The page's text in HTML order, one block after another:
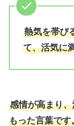
熱気を帯び
て、活気に
感情が高まり
もった言葉です